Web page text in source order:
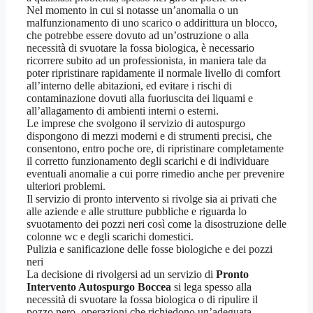
Nel momento in cui si notasse un’anomalia o un
malfunzionamento di uno scarico o addirittura un blocco,
che potrebbe essere dovuto ad un’ostruzione o alla
necessità di svuotare la fossa biologica, è necessario
ricorrere subito ad un professionista, in maniera tale da
poter ripristinare rapidamente il normale livello di comfort
all’interno delle abitazioni, ed evitare i rischi di
contaminazione dovuti alla fuoriuscita dei liquami e
all’allagamento di ambienti interni o esterni.
Le imprese che svolgono il servizio di autospurgo
dispongono di mezzi moderni e di strumenti precisi, che
consentono, entro poche ore, di ripristinare completamente
il corretto funzionamento degli scarichi e di individuare
eventuali anomalie a cui porre rimedio anche per prevenire
ulteriori problemi.
Il servizio di pronto intervento si rivolge sia ai privati che
alle aziende e alle strutture pubbliche e riguarda lo
svuotamento dei pozzi neri così come la disostruzione delle
colonne wc e degli scarichi domestici.
Pulizia e sanificazione delle fosse biologiche e dei pozzi
neri
La decisione di rivolgersi ad un servizio di Pronto
Intervento Autospurgo Boccea si lega spesso alla
necessità di svuotare la fossa biologica o di ripulire il